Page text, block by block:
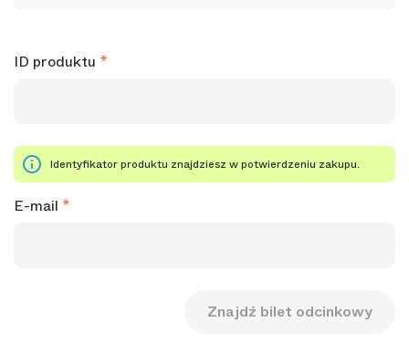
ID produktu
Identyfikator produktu znajdziesz w potwierdzeniu zakupu.
E-mail
Znajdź bilet odcinkowy